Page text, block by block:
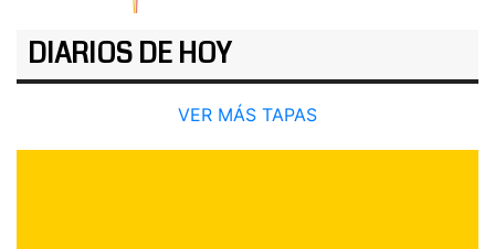
DIARIOS DE HOY
VER MÁS TAPAS